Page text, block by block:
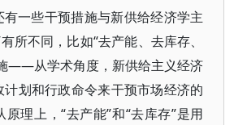
一些干预措施与新供给经济学主
所不同，比如“去产能、去库存、
——从学术角度，新供给主义经济
划和行政命令来干预市场经济的
理上，“去产能”和“去库存”是用